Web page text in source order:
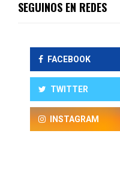
SEGUINOS EN REDES
FACEBOOK
TWITTER
INSTAGRAM